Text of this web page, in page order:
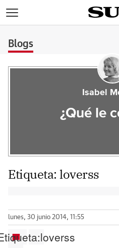
Blogs
Isabel
¿Qué le
Etiqueta:loverss
lunes, 30 junio 2014, 11:55
loverss